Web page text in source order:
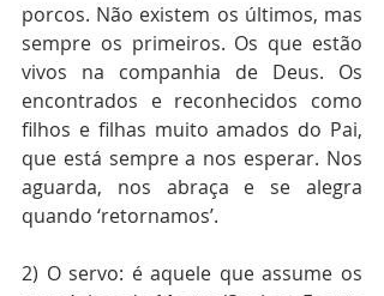
porcos. Não existem os últimos, mas
sempre os primeiros. Os que estão
vivos na companhia de Deus. Os
encontrados e reconhecidos como
filhos e filhas muito amados do Pai,
que está sempre a nos esperar. Nos
aguarda, nos abraça e se alegra
quando ‘retornamos’.
2) O servo: é aquele que assume os